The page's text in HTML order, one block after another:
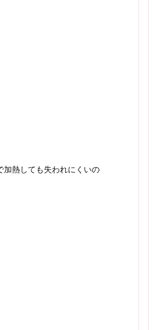
加熱しても失われにくいの